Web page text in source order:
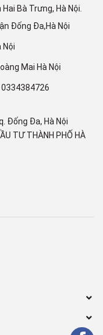
ứng
nhau
hợp sẵn như: Đồ
đồ len, giặt nhanh
nhanh chóng các bộ
Bà Trưng, Hà Nội.
Đống Đa,Hà Nội
Nội
Mai Hà Nội
0334384726
Đống Đa, Hà Nội
TƯ THÀNH PHỐ HÀ